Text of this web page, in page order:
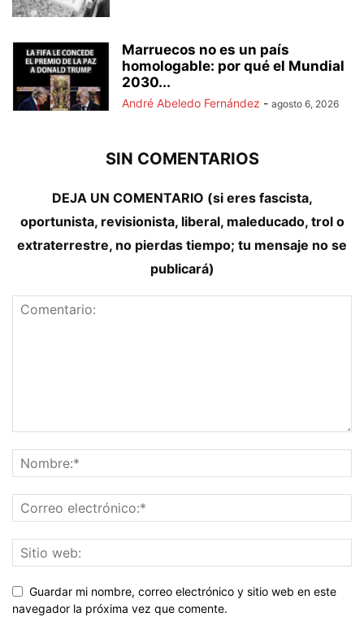
Marruecos no es un país
homologable: por qué el Mundial
2030...
André Abeledo Fernández - agosto 6, 2026
SIN COMENTARIOS
DEJA UN COMENTARIO (si eres fascista,
oportunista, revisionista, liberal, maleducado, trol o
extraterrestre, no pierdas tiempo; tu mensaje no se
publicará)
Guardar mi nombre, correo electrónico y sitio web en este
navegador la próxima vez que comente.